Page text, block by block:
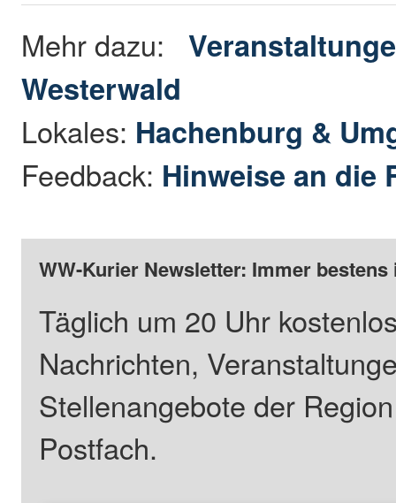
Mehr dazu:
Westerwald
Lokales: Hachenburg &
Feedback: Hinweise an die
WW-Kurier Newsletter: Immer
Täglich um 20 Uhr
Nachrichten,
Stellenangebote der
Postfach.